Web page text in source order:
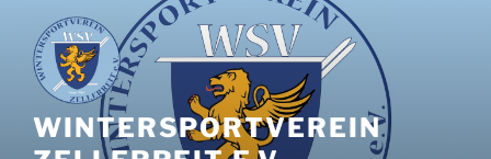
Inhalt
springen
WINTERSPORTVEREIN